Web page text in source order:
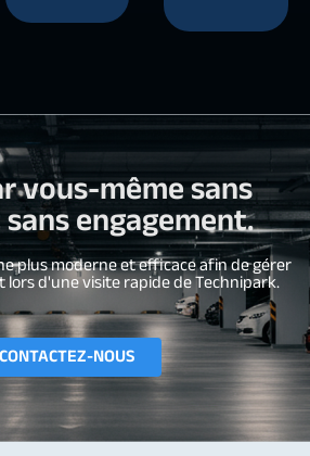
vous-même sans
engagement.
plus moderne et efficace afin de gérer
d'une visite rapide de Technipark.
CONTACTEZ-NOUS